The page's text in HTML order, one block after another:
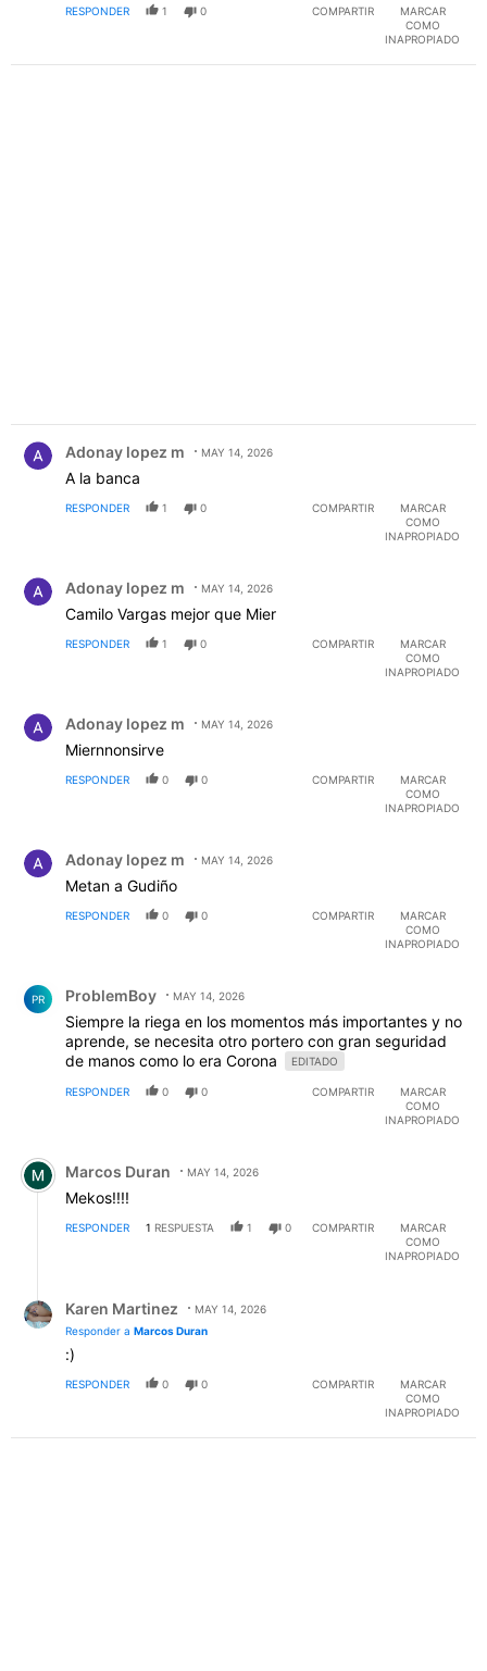
RESPONDER 1 0 COMPARTIR
MARCAR
COMO
INAPROPIADO
Adonay lopez m MAY 14, 2026
A la banca
RESPONDER 1 0 COMPARTIR
MARCAR
COMO
INAPROPIADO
Adonay lopez m MAY 14, 2026
Camilo Vargas mejor que Mier
RESPONDER 1 0 COMPARTIR
MARCAR
COMO
INAPROPIADO
Adonay lopez m MAY 14, 2026
Miernnonsirve
RESPONDER 0 0 COMPARTIR
MARCAR
COMO
INAPROPIADO
Adonay lopez m MAY 14, 2026
Metan a Gudiño
RESPONDER 0 0 COMPARTIR
MARCAR
COMO
INAPROPIADO
PR ProblemBoy MAY 14, 2026
Siempre la riega en los momentos más importantes y no
aprende, se necesita otro portero con gran seguridad
de manos como lo era Corona
EDITADO
RESPONDER 0 0 COMPARTIR
MARCAR
COMO
INAPROPIADO
Comentario de Marcos Duran.
Marcos Duran MAY 14, 2026
Mekos!!!!
RESPONDER 1 RESPUESTA 1 0 COMPARTIR
MARCAR
COMO
INAPROPIADO
Karen Martinez
MAY 14, 2026
Responder a Marcos Duran
:)
RESPONDER 0 0 COMPARTIR
MARCAR
COMO
INAPROPIADO